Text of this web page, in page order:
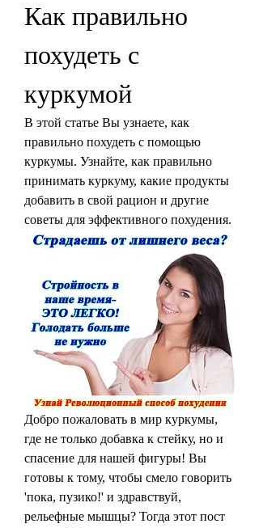
Как правильно
похудеть с
куркумой
В этой статье Вы узнаете, как
правильно похудеть с помощью
куркумы. Узнайте, как правильно
принимать куркуму, какие продукты
добавить в свой рацион и другие
советы для эффективного похудения.
Добро пожаловать в мир куркумы,
где не только добавка к стейку, но и
спасение для нашей фигуры! Вы
готовы к тому, чтобы смело говорить
'пока, пузико!' и здравствуй,
рельефные мышцы? Тогда этот пост